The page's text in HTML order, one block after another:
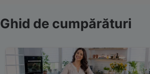
Ghid de cumpărături